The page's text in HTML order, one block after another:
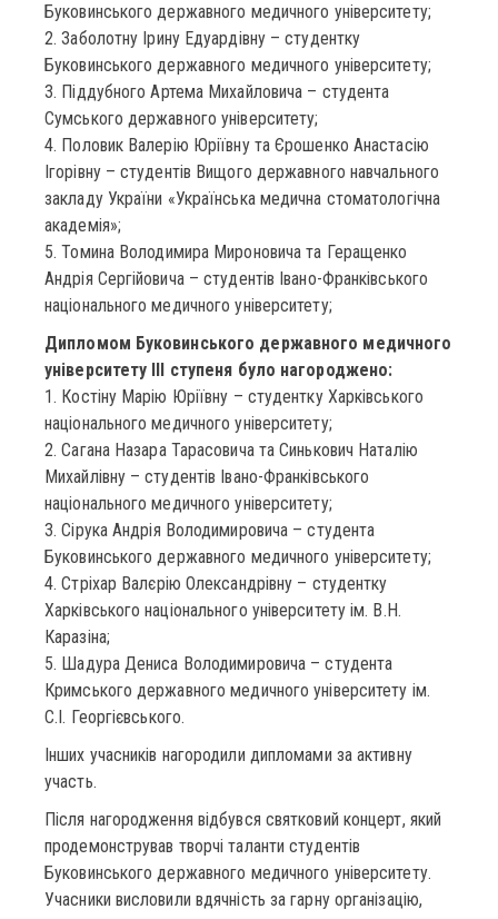
Буковинського державного медичного університету;
2. Заболотну Ірину Едуардівну – студентку
Буковинського державного медичного університету;
3. Піддубного Артема Михайловича – студента
Сумського державного університету;
4. Половик Валерію Юріївну та Єрошенко Анастасію
Ігорівну – студентів Вищого державного навчального
закладу України «Українська медична стоматологічна
академія»;
5. Томина Володимира Мироновича та Геращенко
Андрія Сергійовича – студентів Івано-Франківського
національного медичного університету;
Дипломом Буковинського державного медичного
університету ІІІ ступеня було нагороджено:
1. Костіну Марію Юріївну – студентку Харківського
національного медичного університету;
2. Сагана Назара Тарасовича та Синькович Наталію
Михайлівну – студентів Івано-Франківського
національного медичного університету;
3. Сірука Андрія Володимировича – студента
Буковинського державного медичного університету;
4. Стріхар Валєрію Олександрівну – студентку
Харківського національного університету ім. В.Н.
Каразіна;
5. Шадура Дениса Володимировича – студента
Кримського державного медичного університету ім.
С.І. Георгієвського.
Інших учасників нагородили дипломами за активну
участь.
Після нагородження відбувся святковий концерт, який
продемонстрував творчі таланти студентів
Буковинського державного медичного університету.
Учасники висловили вдячність за гарну організацію,